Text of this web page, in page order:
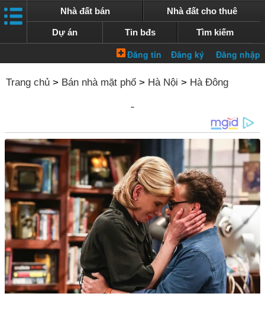
Nhà đất bán Nhà đất cho thuê
Dự án Tin bđs Tìm kiếm
Trang chủ > Bán nhà mặt phố > Hà Nội > Hà Đông